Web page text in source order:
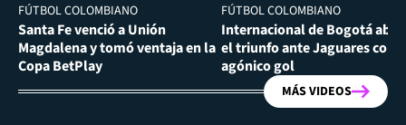
FÚTBOL COLOMBIANO
Santa Fe venció a Unión
Magdalena y tomó ventaja en la
Copa BetPlay
FÚTBOL COLOMBIANO
Internacional de Bogotá
el triunfo ante Jaguares con
agónico gol
MÁS VIDEOS